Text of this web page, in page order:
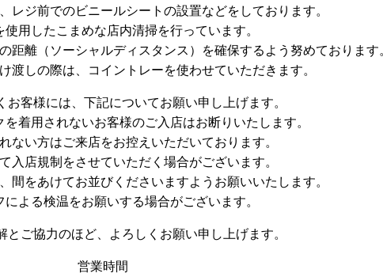
レジ前でのビニールシートの設置などをしております。
使用したこまめな店内清掃を行っています。
距離（ソーシャルディスタンス）を確保するよう努めております
渡しの際は、コイントレーを使わせていただきます。
お客様には、下記についてお願い申し上げます。
着用されないお客様のご入店はお断りいたします。
ない方はご来店をお控えいただいております。
入店規制をさせていただく場合がございます。
間をあけてお並びくださいますようお願いいたします。
による検温をお願いする場合がございます。
とご協力のほど、よろしくお願い申し上げます。
営業時間